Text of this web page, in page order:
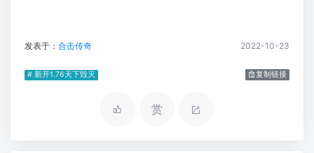
发表于： 合击传奇 2022-10-23
# 新开1.76天下毁灭 复制链接
赏